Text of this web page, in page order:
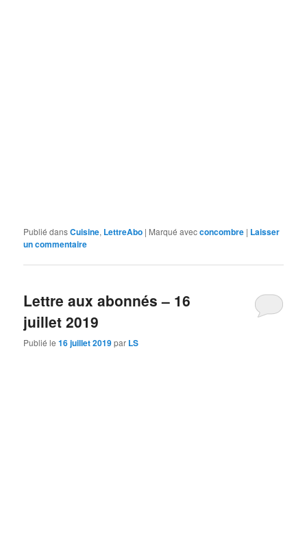
Publié dansCuisine, LettreAbo | Marqué avecconcombre | Laisser
un commentaire
Lettre aux abonnés – 16
juillet 2019
Publié le16 juillet 2019par LS